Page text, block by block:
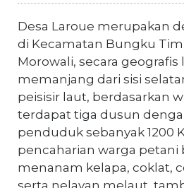
Desa Laroue merupakan
di Kecamatan Bungku
Morowali, secara geografis
memanjang dari sisi
peisisir laut, berdasarkan
terdapat tiga dusun
penduduk sebanyak 1200
pencaharian warga petani
menanam kelapa, coklat,